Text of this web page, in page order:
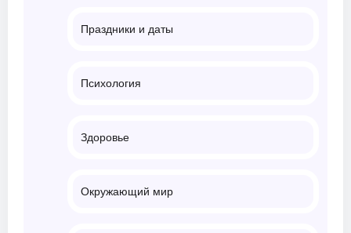
Праздники и даты
Психология
Здоровье
Окружающий мир